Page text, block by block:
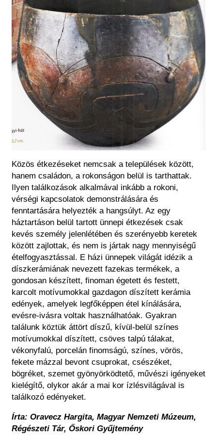
Közös étkezéseket nemcsak a települések között,
hanem családon, a rokonságon belül is tarthattak.
Ilyen találkozások alkalmával inkább a rokoni,
vérségi kapcsolatok demonstrálására és
fenntartására helyezték a hangsúlyt. Az egy
háztartáson belül tartott ünnepi étkezések csak
kevés személy jelenlétében és szerényebb keretek
között zajlottak, és nem is jártak nagy mennyiségű
ételfogyasztással. E házi ünnepek világát idézik a
díszkerámiának nevezett fazekas termékek, a
gondosan készített, finoman égetett és festett,
karcolt motívumokkal gazdagon díszített kerámia
edények, amelyek legfőképpen étel kínálására,
evésre-ivásra voltak használhatóak. Gyakran
találunk köztük áttört díszű, kívül-belül színes
motívumokkal díszített, csöves talpú tálakat,
vékonyfalú, porcelán finomságú, színes, vörös,
fekete mázzal bevont csuprokat, csészéket,
bögréket, szemet gyönyörködtető, művészi igényeket
kielégítő, olykor akár a mai kor ízlésvilágával is
találkozó edényeket.
Írta: Oravecz Hargita, Magyar Nemzeti Múzeum,
Régészeti Tár, Őskori Gyűjtemény